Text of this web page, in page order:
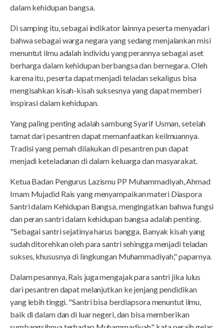
dalam kehidupan bangsa.
Di samping itu, sebagai indikator lainnya peserta menyadari
bahwa sebagai warga negara yang sedang menjalankan misi
menuntut ilmu adalah individu yang perannya sebagai aset
berharga dalam kehidupan berbangsa dan bernegara. Oleh
karena itu, peserta dapat menjadi teladan sekaligus bisa
mengisahkan kisah-kisah suksesnya yang dapat memberi
inspirasi dalam kehidupan.
Yang paling penting adalah sambung Syarif Usman, setelah
tamat dari pesantren dapat memanfaatkan keilmuannya.
Tradisi yang pernah dilakukan di pesantren pun dapat
menjadi keteladanan di dalam keluarga dan masyarakat.
Ketua Badan Pengurus Lazismu PP Muhammadiyah, Ahmad
Imam Mujadid Rais yang menyampaikan materi Diaspora
Santri dalam Kehidupan Bangsa, mengingatkan bahwa fungsi
dan peran santri dalam kehidupan bangsa adalah penting.
"Sebagai santri sejatinya harus bangga. Banyak kisah yang
sudah ditorehkan oleh para santri sehingga menjadi teladan
sukses, khususnya di lingkungan Muhammadiyah," paparnya.
Dalam pesannya, Rais juga mengajak para santri jika lulus
dari pesantren dapat melanjutkan ke jenjang pendidikan
yang lebih tinggi. "Santri bisa berdiapsora menuntut ilmu,
baik di dalam dan di luar negeri, dan bisa memberikan